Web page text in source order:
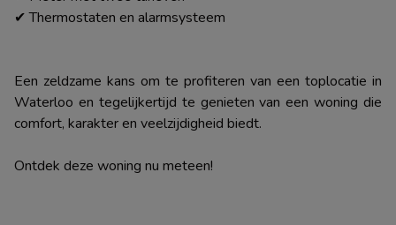
✔ Thermostaten en alarmsysteem
Een zeldzame kans om te profiteren van een toplocatie in
Waterloo en tegelijkertijd te genieten van een woning die
comfort, karakter en veelzijdigheid biedt.
Ontdek deze woning nu meteen!